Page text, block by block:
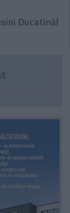
Ducatinál